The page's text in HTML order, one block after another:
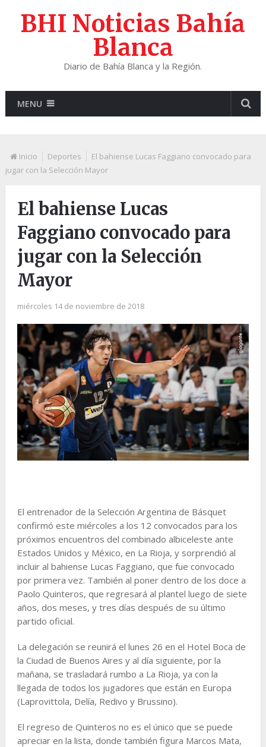
BHI Noticias Bahía
Blanca
Diario de Bahía Blanca y la Región.
MENU
Inicio Deportes
El bahiense Lucas Faggiano convocado para
jugar con la Selección Mayor
El bahiense Lucas
Faggiano convocado para
jugar con la Selección
Mayor
miércoles 14 de noviembre de 2018
El entrenador de la Selección Argentina de Básquet
confirmó este miércoles a los 12 convocados para los
próximos encuentros del combinado albiceleste ante
Estados Unidos y México, en La Rioja, y sorprendió al
incluir al bahiense Lucas Faggiano, que fue convocado
por primera vez. También al poner dentro de los doce a
Paolo Quinteros, que regresará al plantel luego de siete
años, dos meses, y tres días después de su último
partido oficial.
La delegación se reunirá el lunes 26 en el Hotel Boca de
la Ciudad de Buenos Aires y al día siguiente, por la
mañana, se trasladará rumbo a La Rioja, ya con la
llegada de todos los jugadores que están en Europa
(Laprovittola, Delía, Redivo y Brussino).
El regreso de Quinteros no es el único que se puede
apreciar en la lista, donde también figura Marcos Mata,